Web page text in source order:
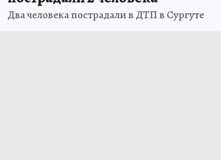
Два человека пострадали в ДТП в Сургуте